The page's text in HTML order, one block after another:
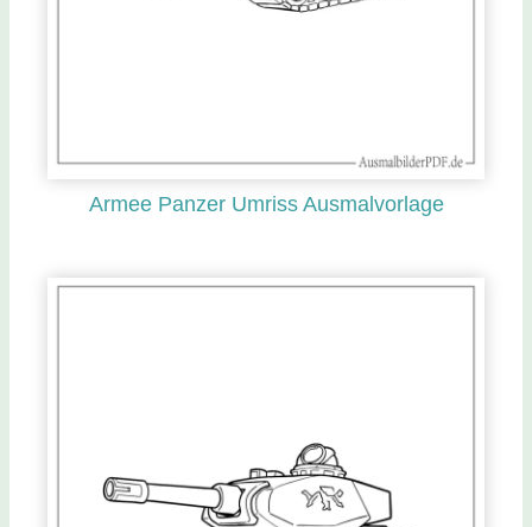
Armee Panzer Umriss Ausmalvorlage